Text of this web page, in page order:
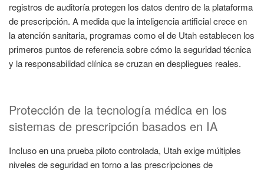
registros de auditoría protegen los datos dentro de la plataforma
de prescripción. A medida que la inteligencia artificial crece en
la atención sanitaria, programas como el de Utah establecen los
primeros puntos de referencia sobre cómo la seguridad técnica
y la responsabilidad clínica se cruzan en despliegues reales.
Protección de la tecnología médica en los
sistemas de prescripción basados en IA
Incluso en una prueba piloto controlada, Utah exige múltiples
niveles de seguridad en torno a las prescripciones de